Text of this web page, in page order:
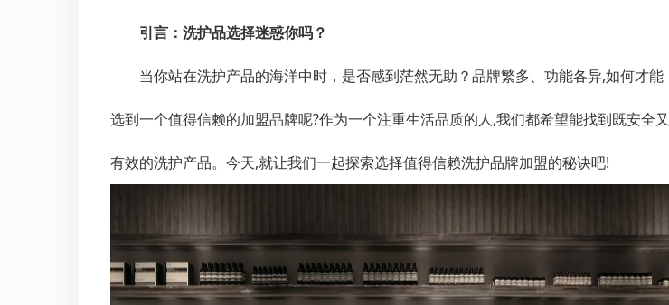
引言：洗护品选择迷惑你吗？
当你站在洗护产品的海洋中时，是否感到茫然无助？品牌繁多、功能各异,如何才能
选到一个值得信赖的加盟品牌呢?作为一个注重生活品质的人,我们都希望能找到既安全又
有效的洗护产品。今天,就让我们一起探索选择值得信赖洗护品牌加盟的秘诀吧!